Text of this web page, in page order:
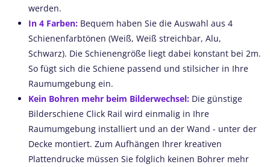
werden.
In 4 Farben: Bequem haben Sie die Auswahl aus 4
Schienenfarbtönen (Weiß, Weiß streichbar, Alu,
Schwarz). Die Schienengröße liegt dabei konstant bei 2m.
So fügt sich die Schiene passend und stilsicher in Ihre
Raumumgebung ein.
Kein Bohren mehr beim Bilderwechsel: Die günstige
Bilderschiene Click Rail wird einmalig in Ihre
Raumumgebung installiert und an der Wand - unter der
Decke montiert. Zum Aufhängen Ihrer kreativen
Plattendrucke müssen Sie folglich keinen Bohrer mehr